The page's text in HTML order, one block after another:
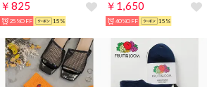
￥825
25%OFF 15%
￥1,650
40%OFF 15%